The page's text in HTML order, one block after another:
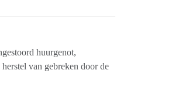
huurgenot,
van gebreken door de